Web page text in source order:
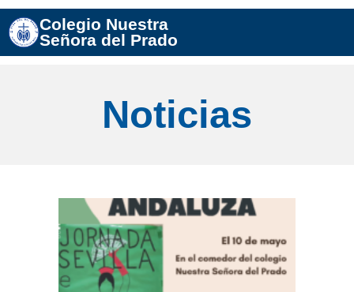
Colegio Nuestra
Señora del Prado
Noticias